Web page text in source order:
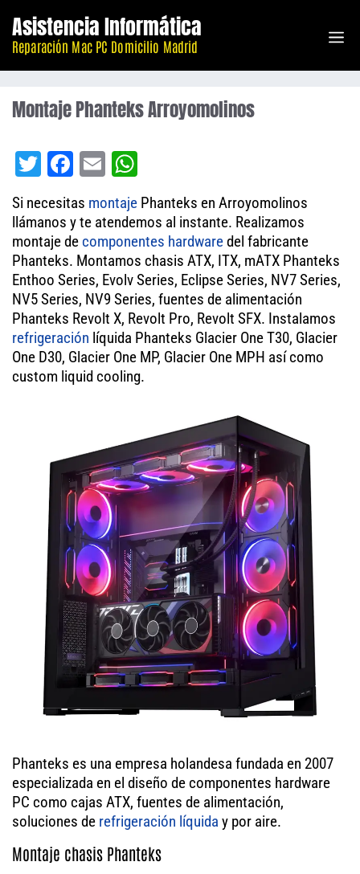
contenido
Asistencia Informática
Reparación Mac PC Domicilio Madrid
Montaje Phanteks Arroyomolinos
T
tt
er
Fa
bo
ok
E
ail
ha
ts
A
pp
Si necesitas montaje Phanteks en Arroyomolinos
llámanos y te atendemos al instante. Realizamos
montaje de componentes hardwaredel fabricante
Phanteks. Montamos chasis ATX, ITX, mATX Phanteks
Enthoo Series, Evolv Series, Eclipse Series, NV7 Series,
NV5 Series, NV9 Series, fuentes de alimentación
Phanteks Revolt X, Revolt Pro, Revolt SFX. Instalamos
refrigeración líquida Phanteks Glacier One T30, Glacier
One D30, Glacier One MP, Glacier One MPH así como
custom liquid cooling.
Phanteks es una empresa holandesa fundada en 2007
especializada en el diseño de componentes hardware
PC como cajas ATX, fuentes de alimentación,
soluciones de refrigeración líquida y por aire.
Montaje chasis Phanteks